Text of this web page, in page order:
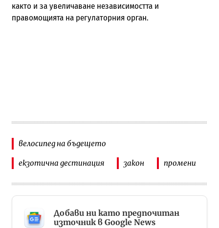
както и за увеличаване независимостта и
правомощията на регулаторния орган.
велосипед на бъдещето
екзотична дестинация закон промени
Добави ни като предпочитан
източник в Google News